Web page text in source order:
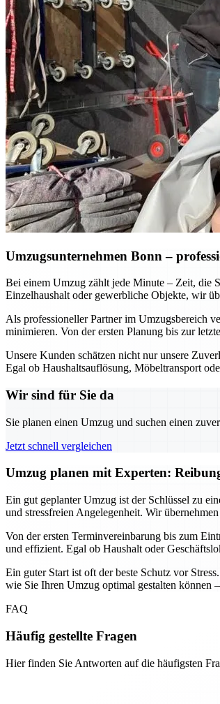
Umzugsunternehmen Bonn –
Bei einem Umzug zählt jede Minute – Zeit, die
Einzelhaushalt oder gewerbliche Objekte, wir
Als professioneller Partner im Umzugsbereich
minimieren. Von der ersten Planung bis zur
Unsere Kunden schätzen nicht nur unsere
Egal ob Haushaltsauflösung, Möbeltransport
Wir sind für Sie da
Sie planen einen Umzug und suchen einen
Jetzt schnell vergleichen
Umzug planen mit Experten:
Ein gut geplanter Umzug ist der Schlüssel zu
und stressfreien Angelegenheit. Wir
Von der ersten Terminvereinbarung bis zum
und effizient. Egal ob Haushalt oder
Ein guter Start ist oft der beste Schutz vor
wie Sie Ihren Umzug optimal gestalten können
FAQ
Häufig gestellte Fragen
Hier finden Sie Antworten auf die häufigsten